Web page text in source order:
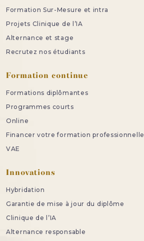
Formation Sur-Mesure et intra
Projets Clinique de l’IA
Alternance et stage
Recrutez nos étudiants
Formation continue
Formations diplômantes
Programmes courts
Online
Financer votre formation professionnelle
VAE
Innovations
Hybridation
Garantie de mise à jour du diplôme
Clinique de l’IA
Alternance responsable